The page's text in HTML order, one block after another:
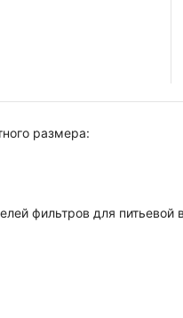
размера:
фильтров для питьевой